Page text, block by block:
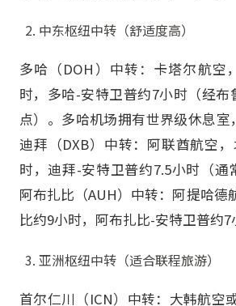
中东枢纽中转（舒适度高）
多哈（DOH）中转：卡塔尔航空
时，多哈-安特卫普约7小时（经布
点）。多哈机场拥有世界级休息室
迪拜（DXB）中转：阿联酋航空
时，迪拜-安特卫普约7.5小时（通
阿布扎比（AUH）中转：阿提哈德
比约9小时，阿布扎比-安特卫普约7
亚洲枢纽中转（适合联程旅游）
首尔仁川（ICN）中转：大韩航空